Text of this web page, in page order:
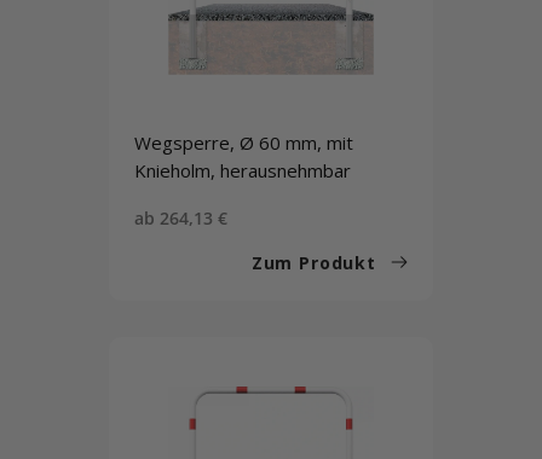
Wegsperre, Ø 60 mm, mit
Knieholm, herausnehmbar
Sonderpreis
ab 264,13 €
Zum Produkt